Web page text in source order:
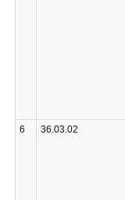
6 36.03.02